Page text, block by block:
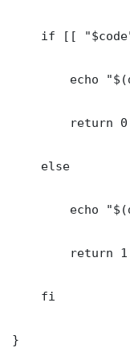
if [[
echo
        return 0
    else
echo
        return 1
    fi
}